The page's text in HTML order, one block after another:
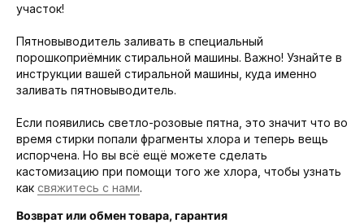
участок!
Пятновыводитель заливать в специальный
порошкоприёмник стиральной машины. Важно! Узнайте в
инструкции вашей стиральной машины, куда именно
заливать пятновыводитель.
Если появились светло-розовые пятна, это значит что во
время стирки попали фрагменты хлора и теперь вещь
испорчена. Но вы всё ещё можете сделать
кастомизацию при помощи того же хлора, чтобы узнать
как свяжитесь с нами.
Возврат или обмен товара, гарантия